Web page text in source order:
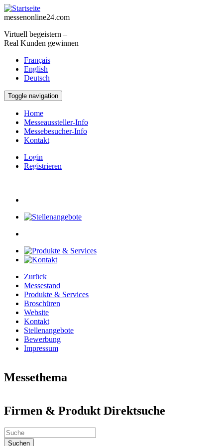
Direkt zum Inhalt
messenonline24.com
Virtuell begeistern –
Real Kunden gewinnen
Français
English
Deutsch
Toggle navigation
Home
Messeaussteller-Info
Messebesucher-Info
Kontakt
Login
Registrieren
Zurück
Messestand
Produkte & Services
Broschüren
Website
Kontakt
Stellenangebote
Bewerbung
Impressum
Messethema
Neues aus aller Welt
Welt der Kunst
Industrie & Technik Fachmesse
Dienstleistungen, Bildung & Jobs
Firmen & Produkt Direktsuche
Suchen